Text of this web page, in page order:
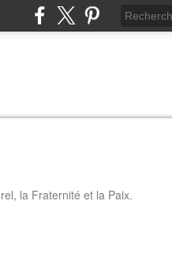
la Fraternité et la Paix.